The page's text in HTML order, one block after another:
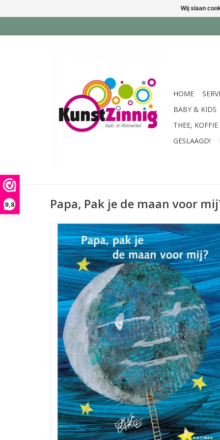
9,8
HOME
BABY & KIDS
THEE,
GESLAAGD!
Papa, Pak je de maan voor
Wij slaan